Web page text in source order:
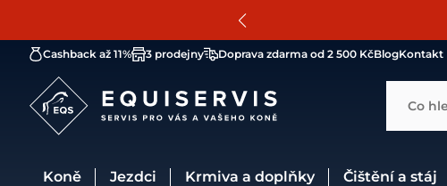
Cashback až 11% 3 prodejny Doprava zdarma od 2 500 KčBlogKontakt
Co
Koně Jezdci Krmiva a doplňky Čištění a stáj